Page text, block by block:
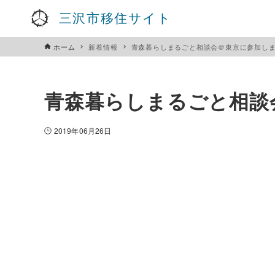
三沢市移住サイト
ホーム 新着情報 青森暮らしまるごと相談会＠東京に参加し
青森暮らしまるごと相
2019年06月26日